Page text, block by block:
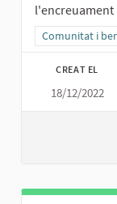
l'encreuament
Resultats al
Comunitat i
CREAT EL
18/12/2022